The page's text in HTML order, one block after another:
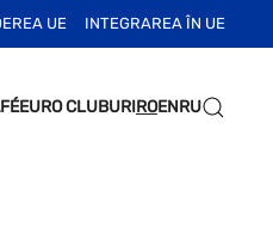
UE INTEGRAREA ÎN UE
EURO CLUBURIROENRU